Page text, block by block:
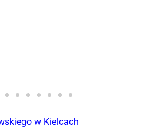
w Kielcach